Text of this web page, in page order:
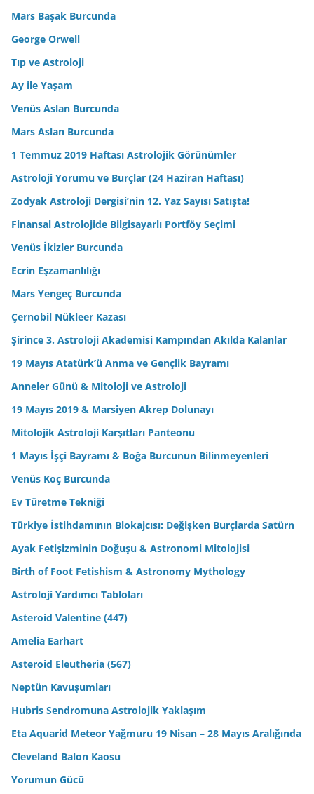
Mars Başak Burcunda
George Orwell
Tıp ve Astroloji
Ay ile Yaşam
Venüs Aslan Burcunda
Mars Aslan Burcunda
1 Temmuz 2019 Haftası Astrolojik Görünümler
Astroloji Yorumu ve Burçlar (24 Haziran Haftası)
Zodyak Astroloji Dergisi’nin 12. Yaz Sayısı Satışta!
Finansal Astrolojide Bilgisayarlı Portföy Seçimi
Venüs İkizler Burcunda
Ecrin Eşzamanlılığı
Mars Yengeç Burcunda
Çernobil Nükleer Kazası
Şirince 3. Astroloji Akademisi Kampından Akılda Kalanlar
19 Mayıs Atatürk’ü Anma ve Gençlik Bayramı
Anneler Günü & Mitoloji ve Astroloji
19 Mayıs 2019 & Marsiyen Akrep Dolunayı
Mitolojik Astroloji Karşıtları Panteonu
1 Mayıs İşçi Bayramı & Boğa Burcunun Bilinmeyenleri
Venüs Koç Burcunda
Ev Türetme Tekniği
Türkiye İstihdamının Blokajcısı: Değişken Burçlarda Satürn
Ayak Fetişizminin Doğuşu & Astronomi Mitolojisi
Birth of Foot Fetishism & Astronomy Mythology
Astroloji Yardımcı Tabloları
Asteroid Valentine (447)
Amelia Earhart
Asteroid Eleutheria (567)
Neptün Kavuşumları
Hubris Sendromuna Astrolojik Yaklaşım
Eta Aquarid Meteor Yağmuru 19 Nisan – 28 Mayıs Aralığında
Cleveland Balon Kaosu
Yorumun Gücü